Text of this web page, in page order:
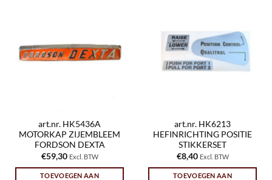
art.nr. HK5436A
MOTORKAP ZIJEMBLEEM
FORDSON DEXTA
€59,30 Excl. BTW
TOEVOEGEN AAN
art.nr. HK6213
HEFINRICHTING POSITIE
STIKKERSET
€8,40 Excl. BTW
TOEVOEGEN AAN